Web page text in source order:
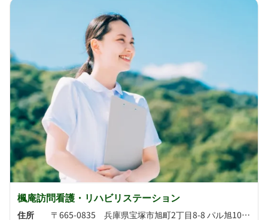
楓庵訪問看護・リハビリステーション
住所
〒665-0835 兵庫県宝塚市旭町2丁目8-8 パル旭102号